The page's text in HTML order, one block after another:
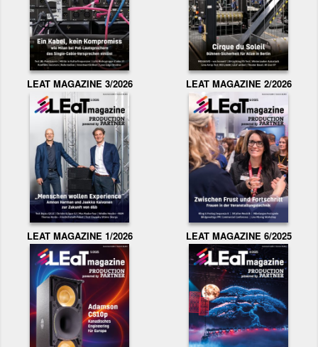
LEAT MAGAZINE 3/2026 LEAT MAGAZINE 2/2026
LEAT MAGAZINE 1/2026 LEAT MAGAZINE 6/2025